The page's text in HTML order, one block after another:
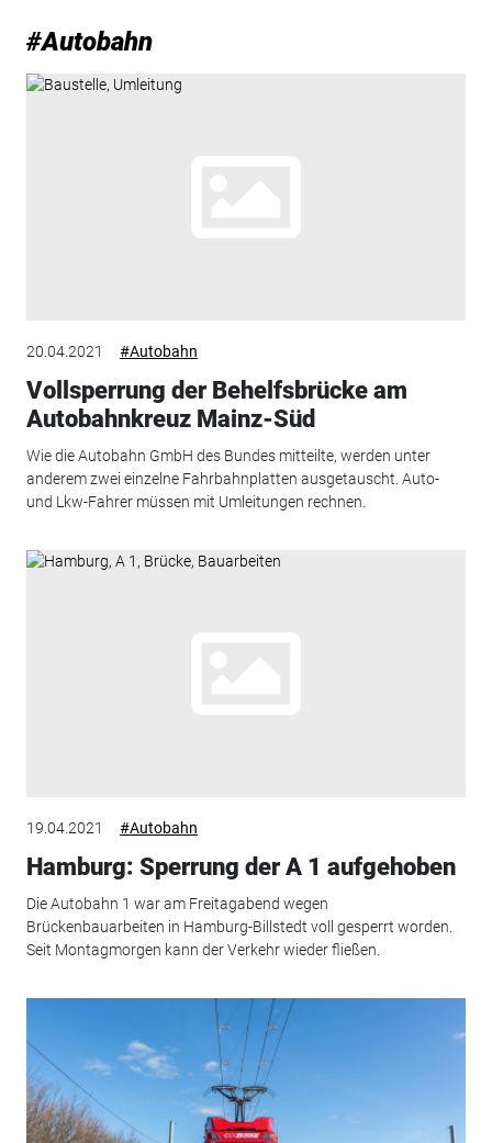
#Autobahn
20.04.2021 #Autobahn
Vollsperrung der Behelfsbrücke am
Autobahnkreuz Mainz-Süd
Wie die Autobahn GmbH des Bundes mitteilte, werden unter
anderem zwei einzelne Fahrbahnplatten ausgetauscht. Auto-
und Lkw-Fahrer müssen mit Umleitungen rechnen.
19.04.2021 #Autobahn
Hamburg: Sperrung der A 1 aufgehoben
Die Autobahn 1 war am Freitagabend wegen
Brückenbauarbeiten in Hamburg-Billstedt voll gesperrt worden.
Seit Montagmorgen kann der Verkehr wieder fließen.